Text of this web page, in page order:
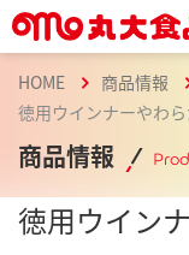
HOME
商品情報
徳用ウインナーやわ
商品情報
徳用ウイン